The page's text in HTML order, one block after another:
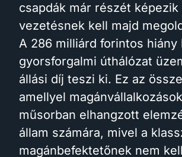
csapdák már részét
vezetésnek kell majd
A 286 milliárd forintos
gyorsforgalmi úthálózat
állási díj teszi ki. Ez az
amellyel
műsorban elhangzott
állam számára, mivel a
magánbefektetőnek nem